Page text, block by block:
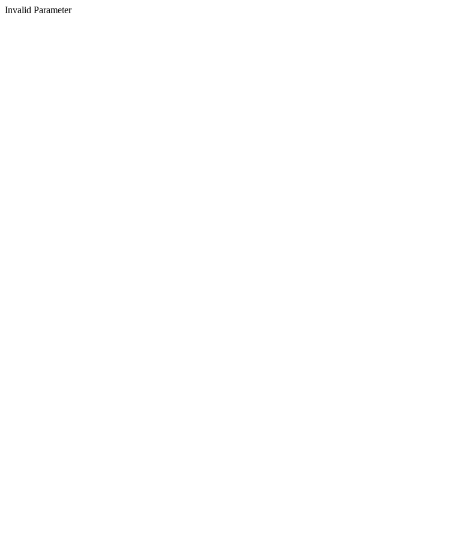
Invalid Parameter